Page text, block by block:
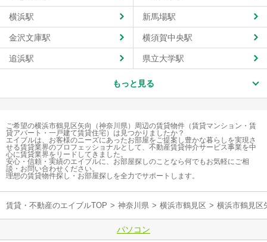
横浜駅 新馬場駅
金沢文庫駅 横須賀中央駅
追浜駅 県立大学駅
もっと見る
ご希望の横浜市鶴見区矢向（神奈川県）周辺の賃貸物件（賃貸マンション・賃
貸アパート・一戸建て賃貸住宅）は見つかりましたか？
エイブルは、お客様のニーズにあったお部屋をご提案し豊かな暮らしを実現さ
せる賃貸業界のプロフェッショナルとして、不動産賃貸仲介サービス事業を中
心に賃貸業界をリードしてきました。
安心・信頼・実績のエイブルに、お部屋探しのことなら何でもお気軽にご相
談・お問い合わせください。
理想の賃貸物件探し・お部屋探しを全力でサポートします。
賃貸・不動産のエイブルTOP > 神奈川県 > 横浜市鶴見区 > 横浜市鶴見区
パソコン